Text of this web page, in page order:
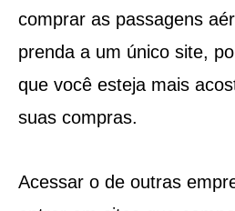
comprar as passagens
prenda a um único site,
que você esteja mais
suas compras.
Acessar o de outras